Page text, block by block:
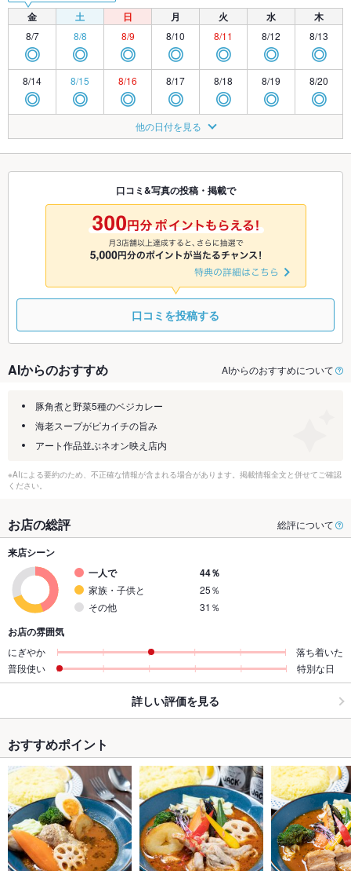
金 土 日 月 火 水 木
8/7
◎
8/8
◎
8/9
◎
8/10
◎
8/11
◎
8/12
◎
8/13
◎
8/14
◎
8/15
◎
8/16
◎
8/17
◎
8/18
◎
8/19
◎
8/20
◎
◎ ◎
8/23
◎
8/24
◎
8/25
◎ ◎ ◎
8/28 8/29 8/30
◎
8/31
◎
9/1
◎
9/2 9/3
9/6
◎ ◎ ◎ ◎
他の日付を見る
口コミ&写真の投稿・掲載で
口コミを投稿する
AIからのおすすめ AIからのおすすめについて
豚角煮と野菜5種のベジカレー
海老スープがピカイチの旨み
アート作品並ぶネオン映え店内
※AIによる要約のため、不正確な情報が含まれる場合があります。掲載情報全文と併せてご確認
ください。
お店の総評 総評について
来店シーン
一人で
44％
家族・子供と
25％
その他
31％
お店の雰囲気
にぎやか
落ち着いた
普段使い
特別な日
詳しい評価を見る
おすすめポイント